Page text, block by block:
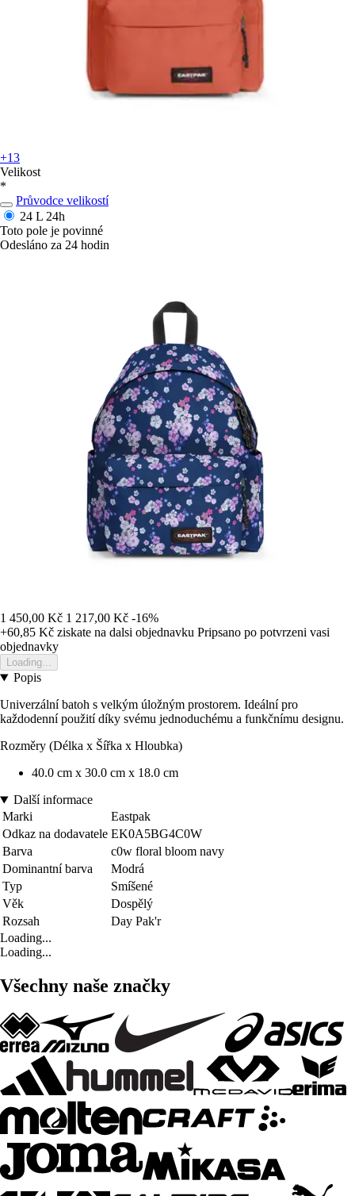
+13
Velikost
*
Průvodce velikostí
24 L 24h
Toto pole je povinné
Odesláno za 24 hodin
1 450,00 Kč 1 217,00 Kč -16%
+60,85 Kč ziskate na dalsi objednavku Pripsano po potvrzeni vasi
objednavky
Loading...
Popis
Univerzální batoh s velkým úložným prostorem. Ideální pro
každodenní použití díky svému jednoduchému a funkčnímu designu.
Rozměry (Délka x Šířka x Hloubka)
40.0 cm x 30.0 cm x 18.0 cm
Další informace
Marki
Eastpak
Odkaz na dodavatele EK0A5BG4C0W
Barva
c0w floral bloom navy
Dominantní barva
Modrá
Typ
Smíšené
Věk
Dospělý
Rozsah
Day Pak'r
Loading...
Loading...
Všechny naše značky